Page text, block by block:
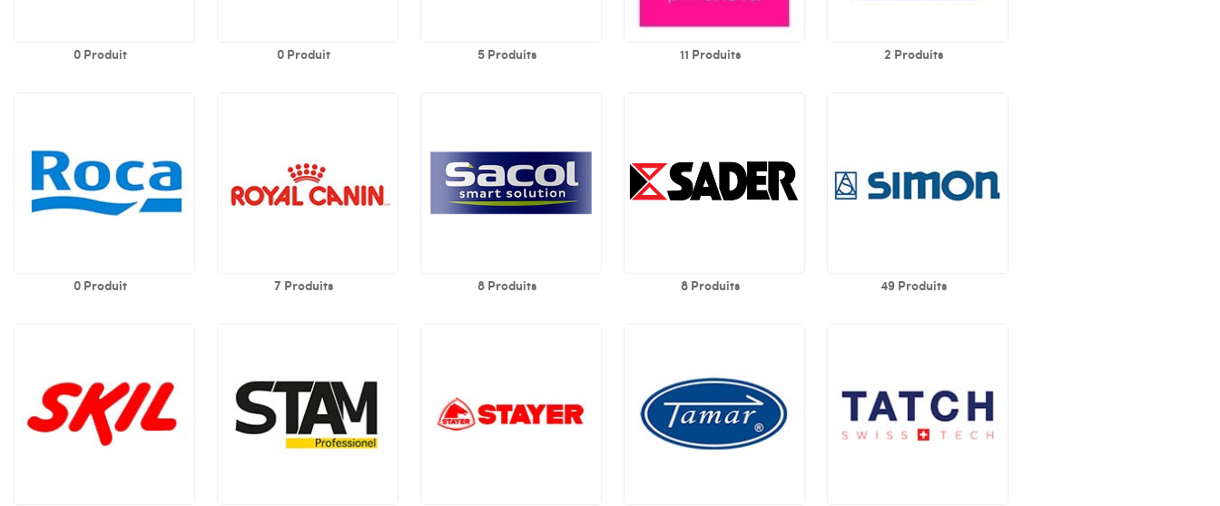
0 Produit 0 Produit 5 Produits 11 Produits 2 Produits
0 Produit 7 Produits 8 Produits 8 Produits 49 Produits